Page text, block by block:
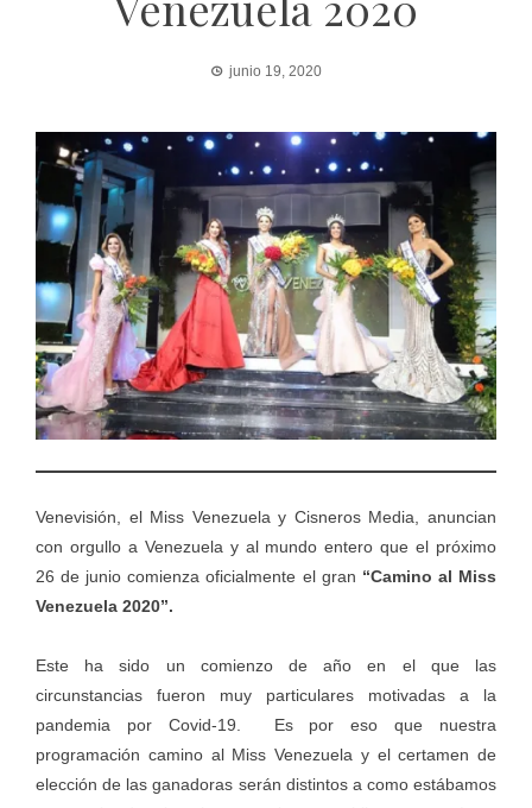
junio 19, 2020
Venevisión, el Miss Venezuela y Cisneros Media, anuncian
con orgullo a Venezuela y al mundo entero que el próximo
26 de junio comienza oficialmente el gran “Camino al Miss
Venezuela 2020”.
Este ha sido un comienzo de año en el que las
circunstancias fueron muy particulares motivadas a la
pandemia por Covid-19. Es por eso que nuestra
programación camino al Miss Venezuela y el certamen de
elección de las ganadoras serán distintos a como estábamos